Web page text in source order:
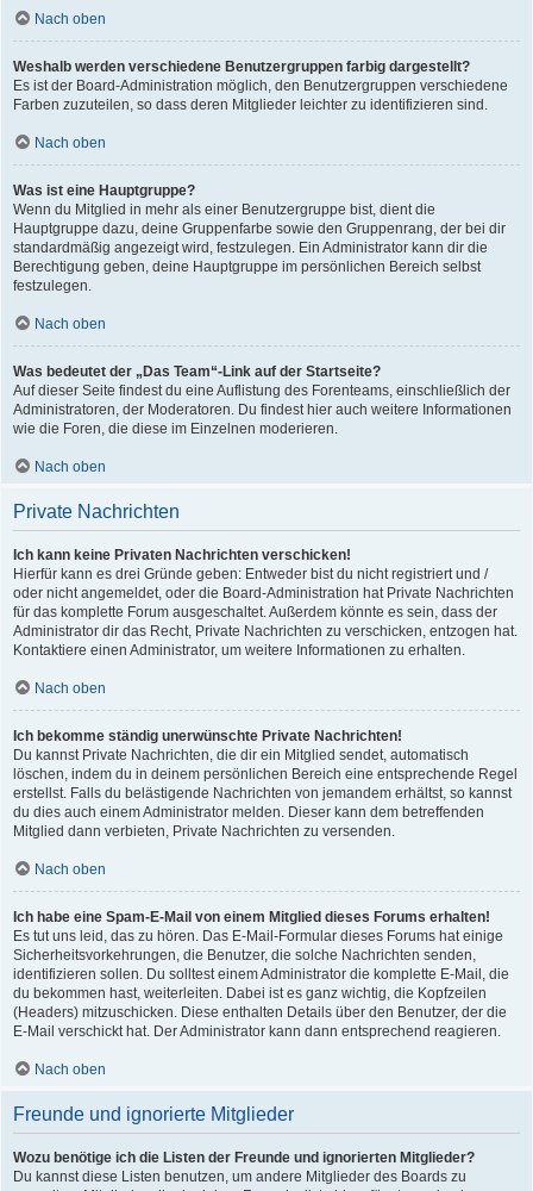
Nach oben
Weshalb werden verschiedene Benutzergruppen farbig dargestellt?
Es ist der Board-Administration möglich, den Benutzergruppen verschiedene
Farben zuzuteilen, so dass deren Mitglieder leichter zu identifizieren sind.
Nach oben
Was ist eine Hauptgruppe?
Wenn du Mitglied in mehr als einer Benutzergruppe bist, dient die
Hauptgruppe dazu, deine Gruppenfarbe sowie den Gruppenrang, der bei dir
standardmäßig angezeigt wird, festzulegen. Ein Administrator kann dir die
Berechtigung geben, deine Hauptgruppe im persönlichen Bereich selbst
festzulegen.
Nach oben
Was bedeutet der „Das Team“-Link auf der Startseite?
Auf dieser Seite findest du eine Auflistung des Forenteams, einschließlich der
Administratoren, der Moderatoren. Du findest hier auch weitere Informationen
wie die Foren, die diese im Einzelnen moderieren.
Nach oben
Private Nachrichten
Ich kann keine Privaten Nachrichten verschicken!
Hierfür kann es drei Gründe geben: Entweder bist du nicht registriert und /
oder nicht angemeldet, oder die Board-Administration hat Private Nachrichten
für das komplette Forum ausgeschaltet. Außerdem könnte es sein, dass der
Administrator dir das Recht, Private Nachrichten zu verschicken, entzogen hat.
Kontaktiere einen Administrator, um weitere Informationen zu erhalten.
Nach oben
Ich bekomme ständig unerwünschte Private Nachrichten!
Du kannst Private Nachrichten, die dir ein Mitglied sendet, automatisch
löschen, indem du in deinem persönlichen Bereich eine entsprechende Regel
erstellst. Falls du belästigende Nachrichten von jemandem erhältst, so kannst
du dies auch einem Administrator melden. Dieser kann dem betreffenden
Mitglied dann verbieten, Private Nachrichten zu versenden.
Nach oben
Ich habe eine Spam-E-Mail von einem Mitglied dieses Forums erhalten!
Es tut uns leid, das zu hören. Das E-Mail-Formular dieses Forums hat einige
Sicherheitsvorkehrungen, die Benutzer, die solche Nachrichten senden,
identifizieren sollen. Du solltest einem Administrator die komplette E-Mail, die
du bekommen hast, weiterleiten. Dabei ist es ganz wichtig, die Kopfzeilen
(Headers) mitzuschicken. Diese enthalten Details über den Benutzer, der die
E-Mail verschickt hat. Der Administrator kann dann entsprechend reagieren.
Nach oben
Freunde und ignorierte Mitglieder
Wozu benötige ich die Listen der Freunde und ignorierten Mitglieder?
Du kannst diese Listen benutzen, um andere Mitglieder des Boards zu